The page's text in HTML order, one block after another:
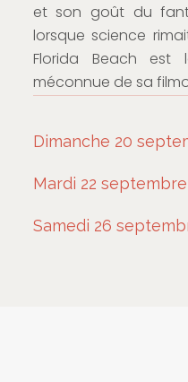
et son goût du
lorsque science
Florida Beach est
méconnue de sa
Dimanche 20
Mardi 22
Samedi 26